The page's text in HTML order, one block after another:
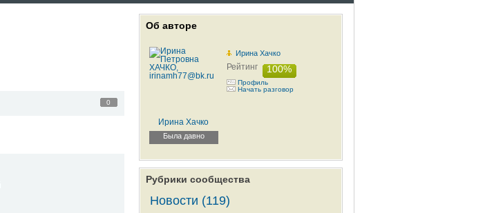
0
Об авторе
Ирина Хачко
Была давно
Ирина Хачко
Рейтинг 100%
Профиль
Начать разговор
Рубрики сообщества
Новости (119)